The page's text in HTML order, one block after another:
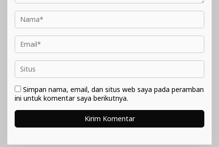
Simpan nama, email, dan situs web saya pada peramban
ini untuk komentar saya berikutnya.